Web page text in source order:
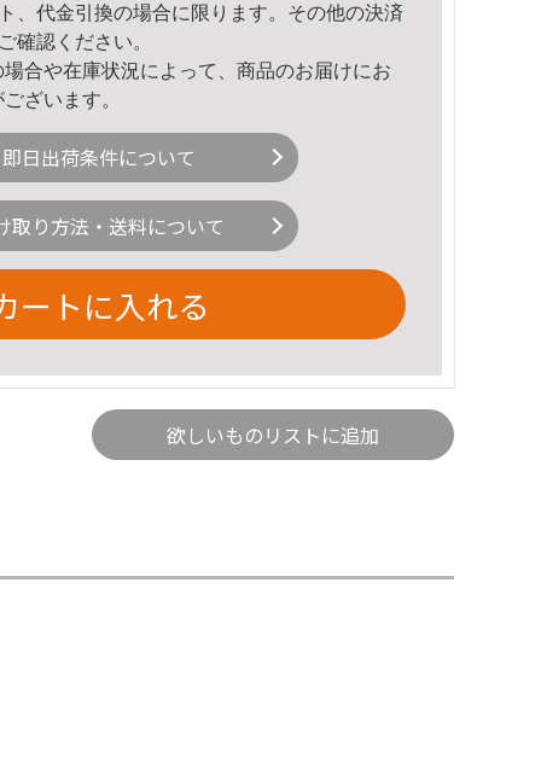
、代金引換の場合に限ります。その他の決済
確認ください。
合や在庫状況によって、商品のお届けにお
ざいます。
即日出荷条件について
取り方法・送料について
ートに入れる
欲しいものリストに追加